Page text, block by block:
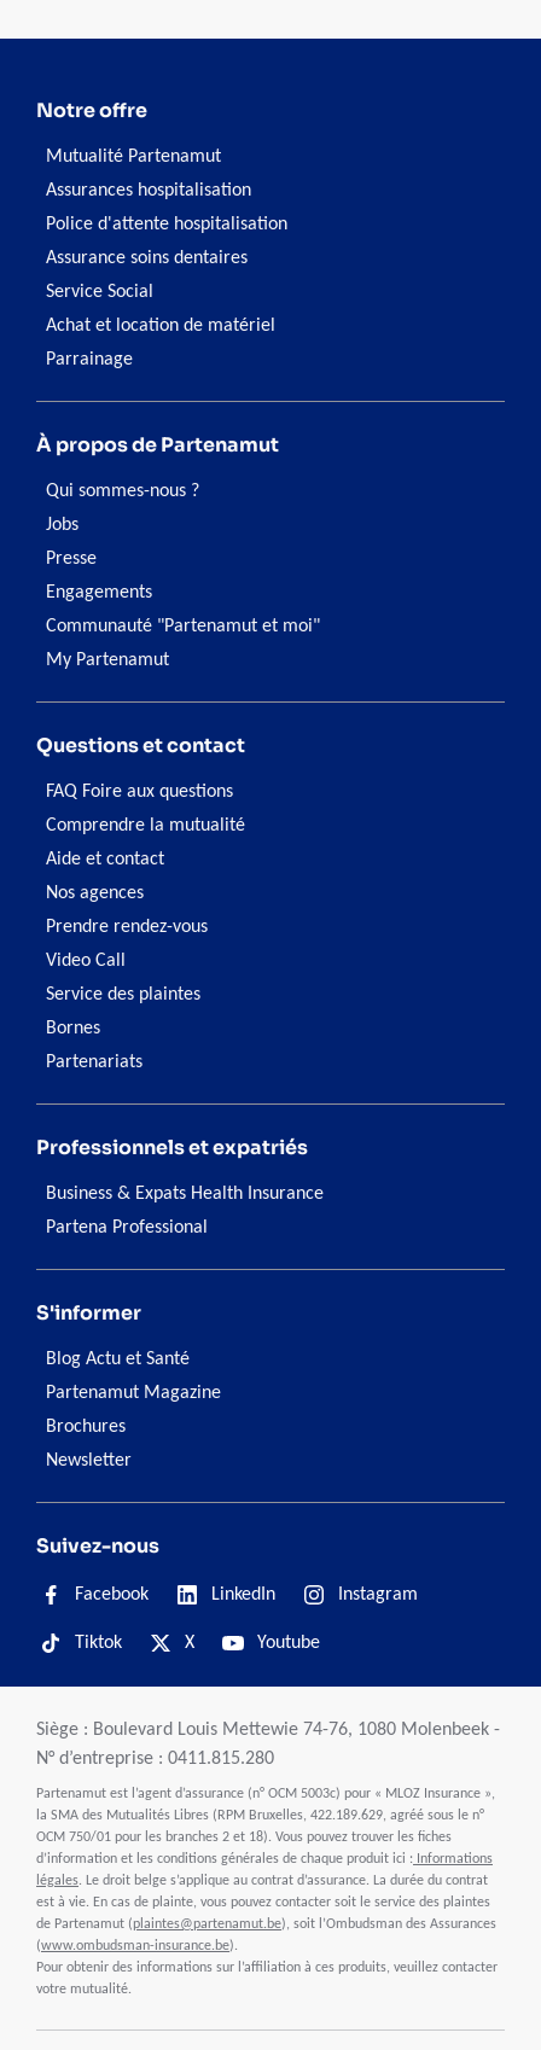
Notre offre
Mutualité Partenamut
Assurances hospitalisation
Police d'attente hospitalisation
Assurance soins dentaires
Service Social
Achat et location de matériel
Parrainage
À propos de Partenamut
Qui sommes-nous ?
Jobs
Presse
Engagements
Communauté "Partenamut et moi"
My Partenamut
Questions et contact
FAQ Foire aux questions
Comprendre la mutualité
Aide et contact
Nos agences
Prendre rendez-vous
Video Call
Service des plaintes
Bornes
Partenariats
Professionnels et expatriés
Business & Expats Health Insurance
Partena Professional
S'informer
Blog Actu et Santé
Partenamut Magazine
Brochures
Newsletter
Suivez-nous
Facebook LinkedIn Instagram
Tiktok X Youtube
Siège : Boulevard Louis Mettewie 74-76, 1080 Molenbeek -
N° d’entreprise : 0411.815.280
Partenamut est l’agent d’assurance (n° OCM 5003c) pour « MLOZ Insurance »,
la SMA des Mutualités Libres (RPM Bruxelles, 422.189.629, agréé sous le n°
OCM 750/01 pour les branches 2 et 18). Vous pouvez trouver les fiches
d’information et les conditions générales de chaque produit ici : Informations
légales. Le droit belge s’applique au contrat d’assurance. La durée du contrat
est à vie. En cas de plainte, vous pouvez contacter soit le service des plaintes
de Partenamut (plaintes@partenamut.be), soit l’Ombudsman des Assurances
(www.ombudsman-insurance.be).
Pour obtenir des informations sur l’affiliation à ces produits, veuillez contacter
votre mutualité.